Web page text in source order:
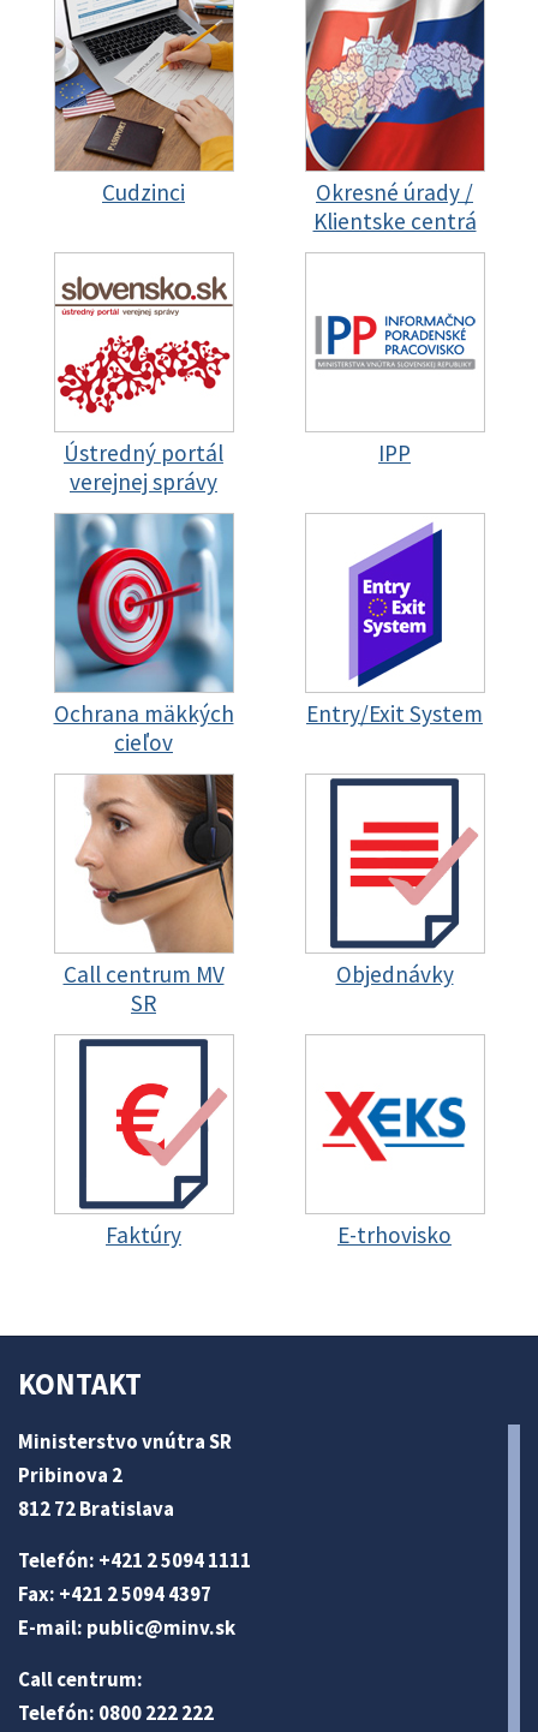
Cudzinci
Okresné úrady /
Klientske centrá
Ústredný portál
verejnej správy
IPP
Ochrana mäkkých
cieľov
Entry/Exit System
Call centrum MV
SR
Objednávky
Faktúry E-trhovisko
KONTAKT
Ministerstvo vnútra SR
Pribinova 2
812 72 Bratislava
Telefón: +421 2 5094 1111
Fax: +421 2 5094 4397
E-mail: public@minv.sk
Call centrum:
Telefón: 0800 222 222